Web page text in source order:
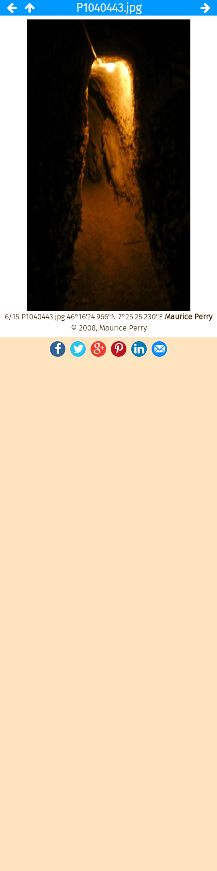
P1040443.jpg
6/15 P1040443.jpg46°16'24.966"N 7°25'25.230"E Maurice Perry
© 2008, Maurice Perry